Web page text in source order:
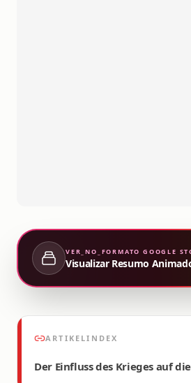
VER_NO_FORMATO GOOGLE
Visualizar Resumo
ARTIKELINDEX
Der Einfluss des Krieges auf